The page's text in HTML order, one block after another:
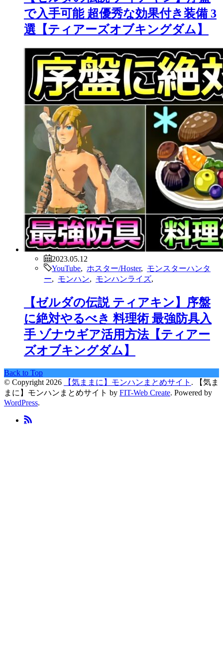
で入手可能 超優秀な効果付き装備 3
選【ティアーズオブキングダム】
2023.05.12
YouTube
ホスター/Hoster, モンスターハンタ
ー
モンハン モンハンライズ
【ゼルダの伝説 ティアキン】序盤
に絶対やるべき 料理術 最強防具入
手 ゾナウギア活用方法【ティアー
ズオブキングダム】
Back to Top
© Copyright 2026
【気ままに】モンハンまとめサイト .
【気ま
まに】モンハンまとめサイト by FIT-Web Create. Powered by
WordPress.